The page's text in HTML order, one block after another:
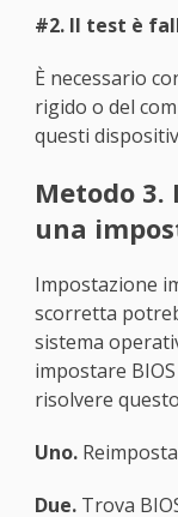
#2. Il test è
È necessario
rigido o del
questi
Metodo 3.
una
Impostazione
scorretta
sistema
impostare
risolvere
Uno.
Due.Trova